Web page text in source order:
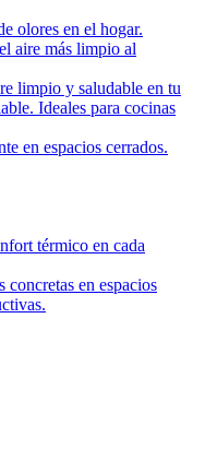
olores en el hogar.
aire más limpio al
limpio y saludable en tu
Ideales para cocinas
en espacios cerrados.
térmico en cada
en espacios